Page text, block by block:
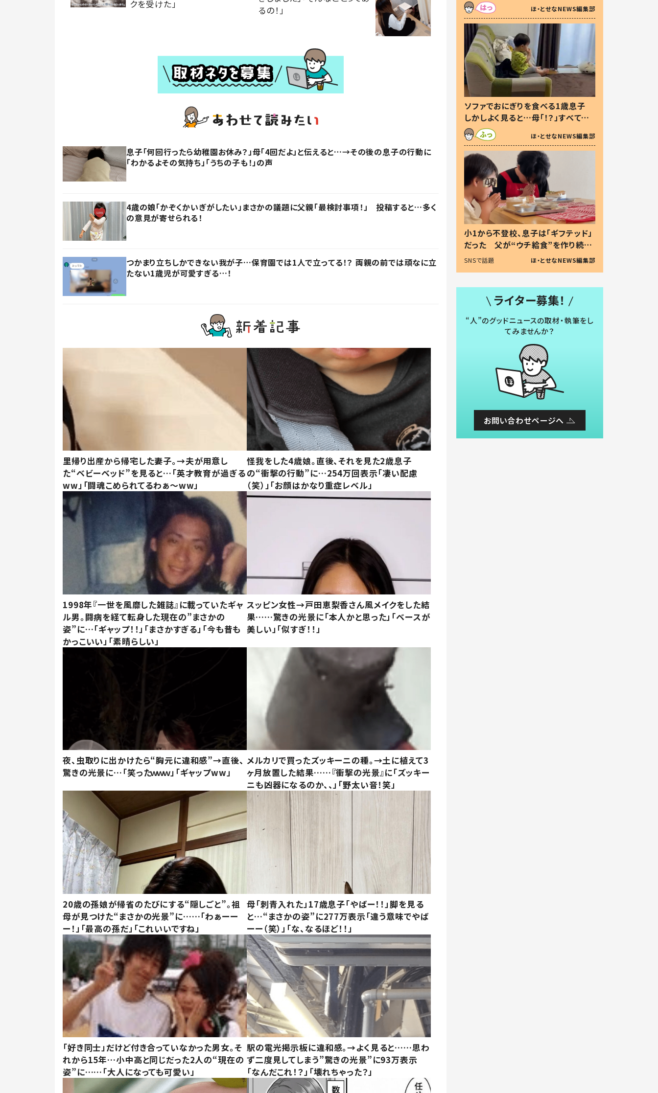
クを受けた」
るの！」
息子「何回行ったら幼稚園お休み？」母「4回だよ」と伝えると…→その後の息子の行動に
「わかるよその気持ち」「うちの子も！」の声
4歳の娘「かぞくかいぎがしたい」まさかの議題に父親「最検討事項！」 投稿すると…多く
の意見が寄せられる！
つかまり立ちしかできない我が子…保育園では1人で立ってる！？ 両親の前では頑なに立
たない1歳児が可愛すぎる…！
里帰り出産から帰宅した妻子。→夫が用意し
た“ベビーベッド”を見ると…「英才教育が過ぎる
ww」「闘魂こめられてるわぁ～ww」
怪我をした4歳娘。直後、それを見た2歳息子
の“衝撃の行動”に…254万回表示「凄い配慮
（笑）」「お顔はかなり重症レベル」
1998年『一世を風靡した雑誌』に載っていたギャ
ル男。闘病を経て転身した現在の”まさかの
姿”に…「ギャップ！！」「まさかすぎる」「今も昔も
かっこいい」「素晴らしい」
スッピン女性→戸田恵梨香さん風メイクをした結
果……驚きの光景に「本人かと思った」「ベースが
美しい」「似すぎ！！」
夜、虫取りに出かけたら“胸元に違和感”→直後、
驚きの光景に…「笑ったｗｗｗ」「ギャップww」
メルカリで買ったズッキーニの種。→土に植えて3
ヶ月放置した結果……『衝撃の光景』に「ズッキー
ニも凶器になるのか、、」「野太い音！笑」
20歳の孫娘が帰省のたびにする“隠しごと”。祖
母が見つけた“まさかの光景”に……「わぁーー
ー！」「最高の孫だ」「これいいですね」
母「刺青入れた」17歳息子「やばー！！」脚を見る
と…“まさかの姿”に277万表示「違う意味でやば
ーー（笑）」「な、なるほど！！」
「好き同士」だけど付き合っていなかった男女。そ
れから15年…小中高と同じだった2人の“現在の
姿”に……「大人になっても可愛い」
駅の電光掲示板に違和感。→よく見ると……思わ
ず二度見してしまう”驚きの光景”に93万表示
「なんだこれ！？」「壊れちゃった？」
た本音とは
ほ・とせなNEWS編集部
ソファでおにぎりを食べる1歳息子
しかしよく見ると…母「！？」すべてを
察した母の投稿に「可愛いから許
す！」「現行犯〜」
ほ・とせなNEWS編集部
小1から不登校、息子は「ギフテッド」
だった 父が“ウチ給食”を作り続け
る理由とは #令和の親 #令和の子
SNSで話題 ほ・とせなNEWS編集部
ライター募集！
“人”のグッドニュースの取材・執筆をし
てみませんか？
お問い合わせページへ